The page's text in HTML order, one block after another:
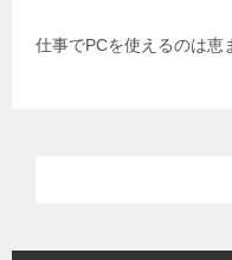
仕事でPCを使えるのは恵